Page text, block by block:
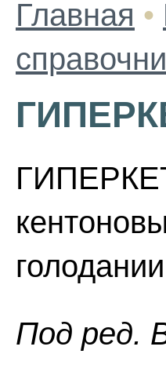
Главная •
Пoд peд.